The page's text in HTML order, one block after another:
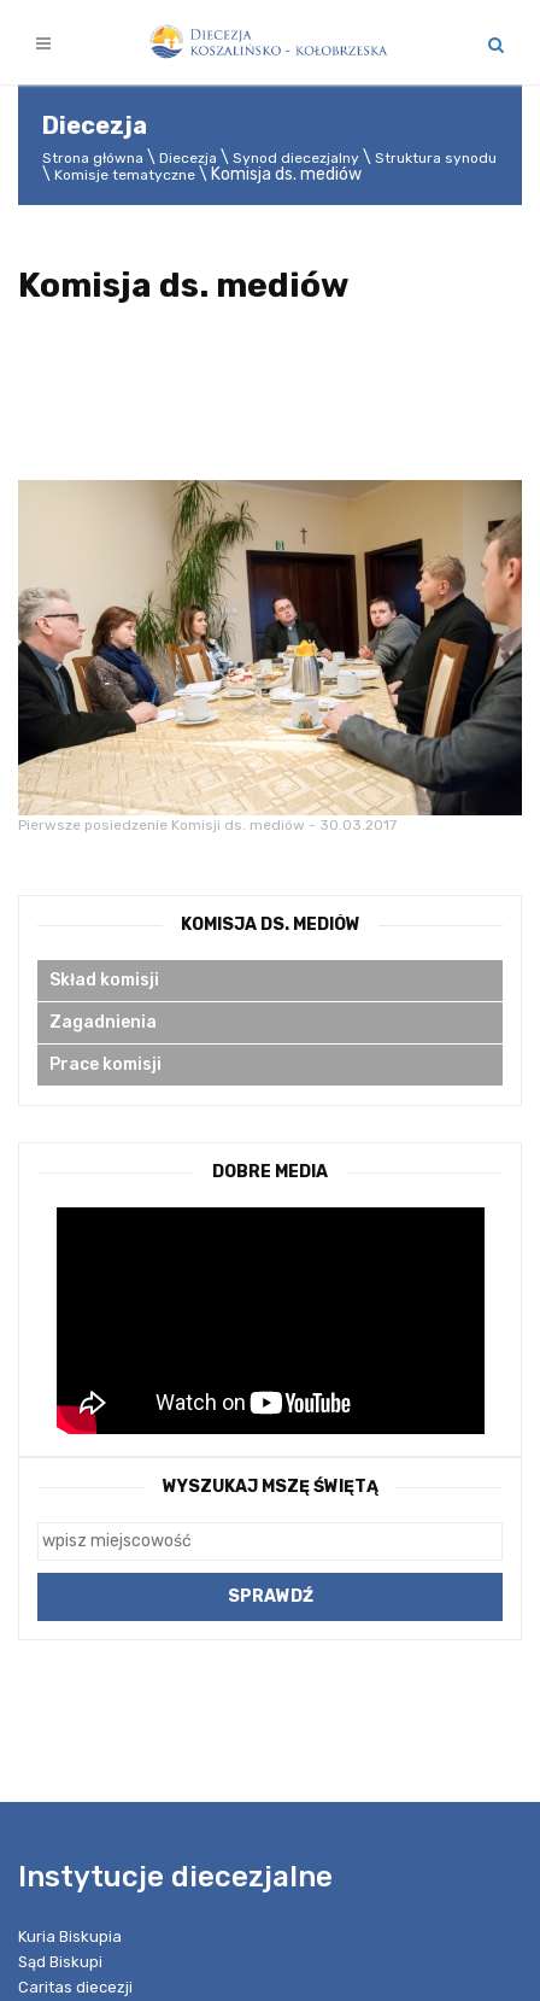
Diecezja
Strona główna Diecezja Synod diecezjalny
Struktura synodu
Komisje tematyczne
Komisja ds. mediów
Komisja ds. mediów
Pierwsze posiedzenie Komisji ds. mediów - 30.03.2017
KOMISJA DS. MEDIÓW
Skład komisji
Zagadnienia
Prace komisji
DOBRE MEDIA
WYSZUKAJ MSZĘ ŚWIĘTĄ
Instytucje diecezjalne
Kuria Biskupia
Sąd Biskupi
Caritas diecezji